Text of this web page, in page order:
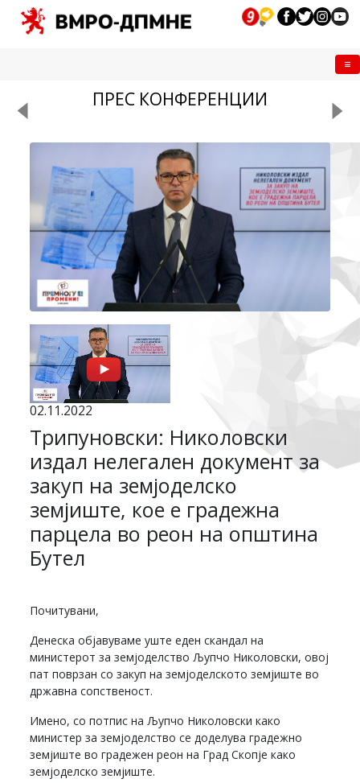
ПРЕС КОНФЕРЕНЦИИ
02.11.2022
Трипуновски: Николовски
издал нелегален документ за
закуп на земјоделско
земјиште, кое е градежна
парцела во реон на општина
Бутел
Почитувани,
Денеска објавуваме уште еден скандал на
министерот за земјоделство Љупчо Николовски, овој
пат поврзан со закуп на земјоделското земјиште во
државна сопственост.
Имено, со потпис на Љупчо Николовски како
министер за земјоделство се доделува градежно
земјиште во градежен реон на Град Скопје како
земјоделско земјиште.